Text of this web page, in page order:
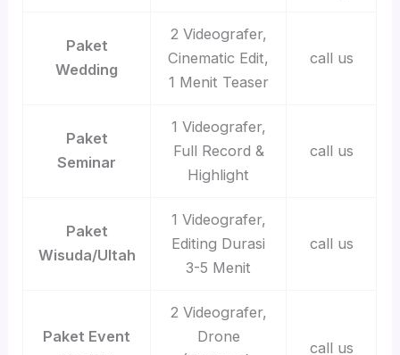
Paket
Wedding
2 Videografer,
Cinematic Edit,
1 Menit Teaser
call us
Paket
Seminar
1 Videografer,
Full Record &
Highlight
call us
Paket
Wisuda/Ultah
1 Videografer,
Editing Durasi
3-5 Menit
call us
Paket Event
2 Videografer,
Drone
call us